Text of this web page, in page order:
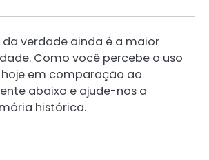
verdade ainda é a maior
Como você percebe o uso
em comparação ao
abaixo e ajude-nos a
histórica.